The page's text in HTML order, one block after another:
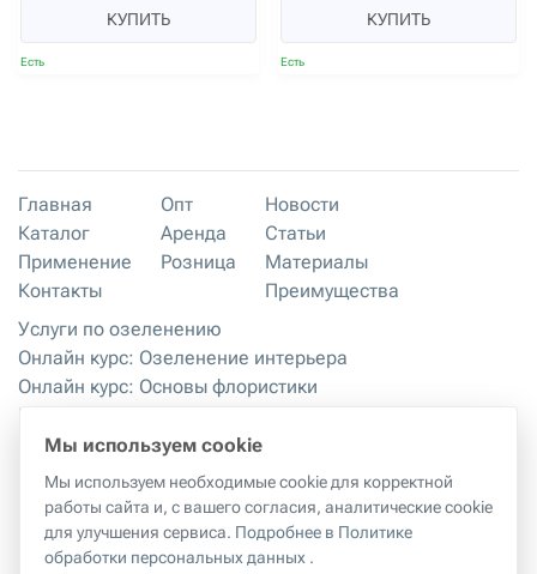
КУПИТЬ
Есть
КУПИТЬ
Есть
Главная
Каталог
Применение
Контакты
Опт
Аренда
Розница
Новости
Статьи
Материалы
Преимущества
Услуги по озеленению
Онлайн курс: Озеленение интерьера
Онлайн курс: Основы флористики
Правила хранения и эксплуатации
Правила копирования материалов с сайта|Политика
обработки персональных данных
Мы используем cookie
Мы используем необходимые cookie для корректной
работы сайта и, с вашего согласия, аналитические cookie
для улучшения сервиса. Подробнее в Политике
обработки персональных данных .